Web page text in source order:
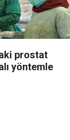
prostat
yöntemle